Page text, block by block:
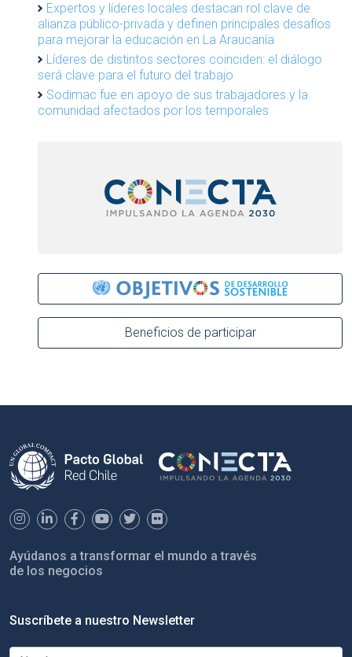
Expertos y líderes locales destacan rol clave de
alianza público-privada y definen principales desafíos
para mejorar la educación en La Araucanía
Líderes de distintos sectores coinciden: el diálogo
será clave para el futuro del trabajo
Sodimac fue en apoyo de sus trabajadores y la
comunidad afectados por los temporales
Beneficios de participar
Ayúdanos a transformar el mundo a través
de los negocios
Suscríbete a nuestro Newsletter